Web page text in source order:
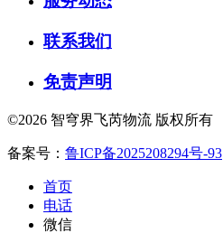
联系我们
免责声明
©2026 智穹界飞芮物流 版权所有
备案号： 鲁ICP备2025208294号-93
首页
电话
微信